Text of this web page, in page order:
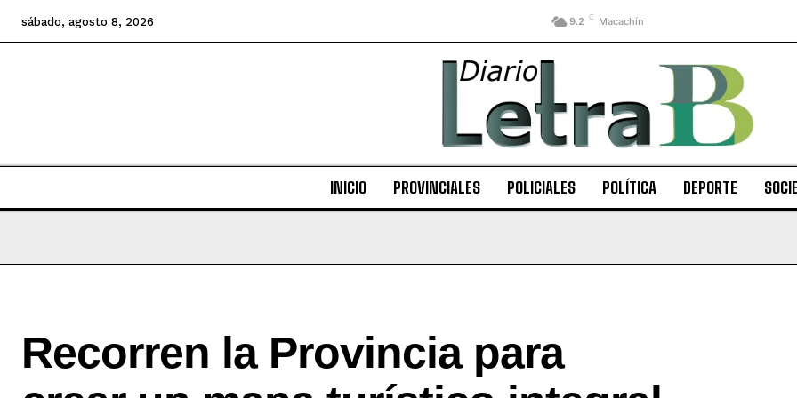
sábado, agosto 8, 2026 9.2 C Macachín
INICIO PROVINCIALES POLICIALES POLÍTICA DEPORTE
Recorren la Provincia para